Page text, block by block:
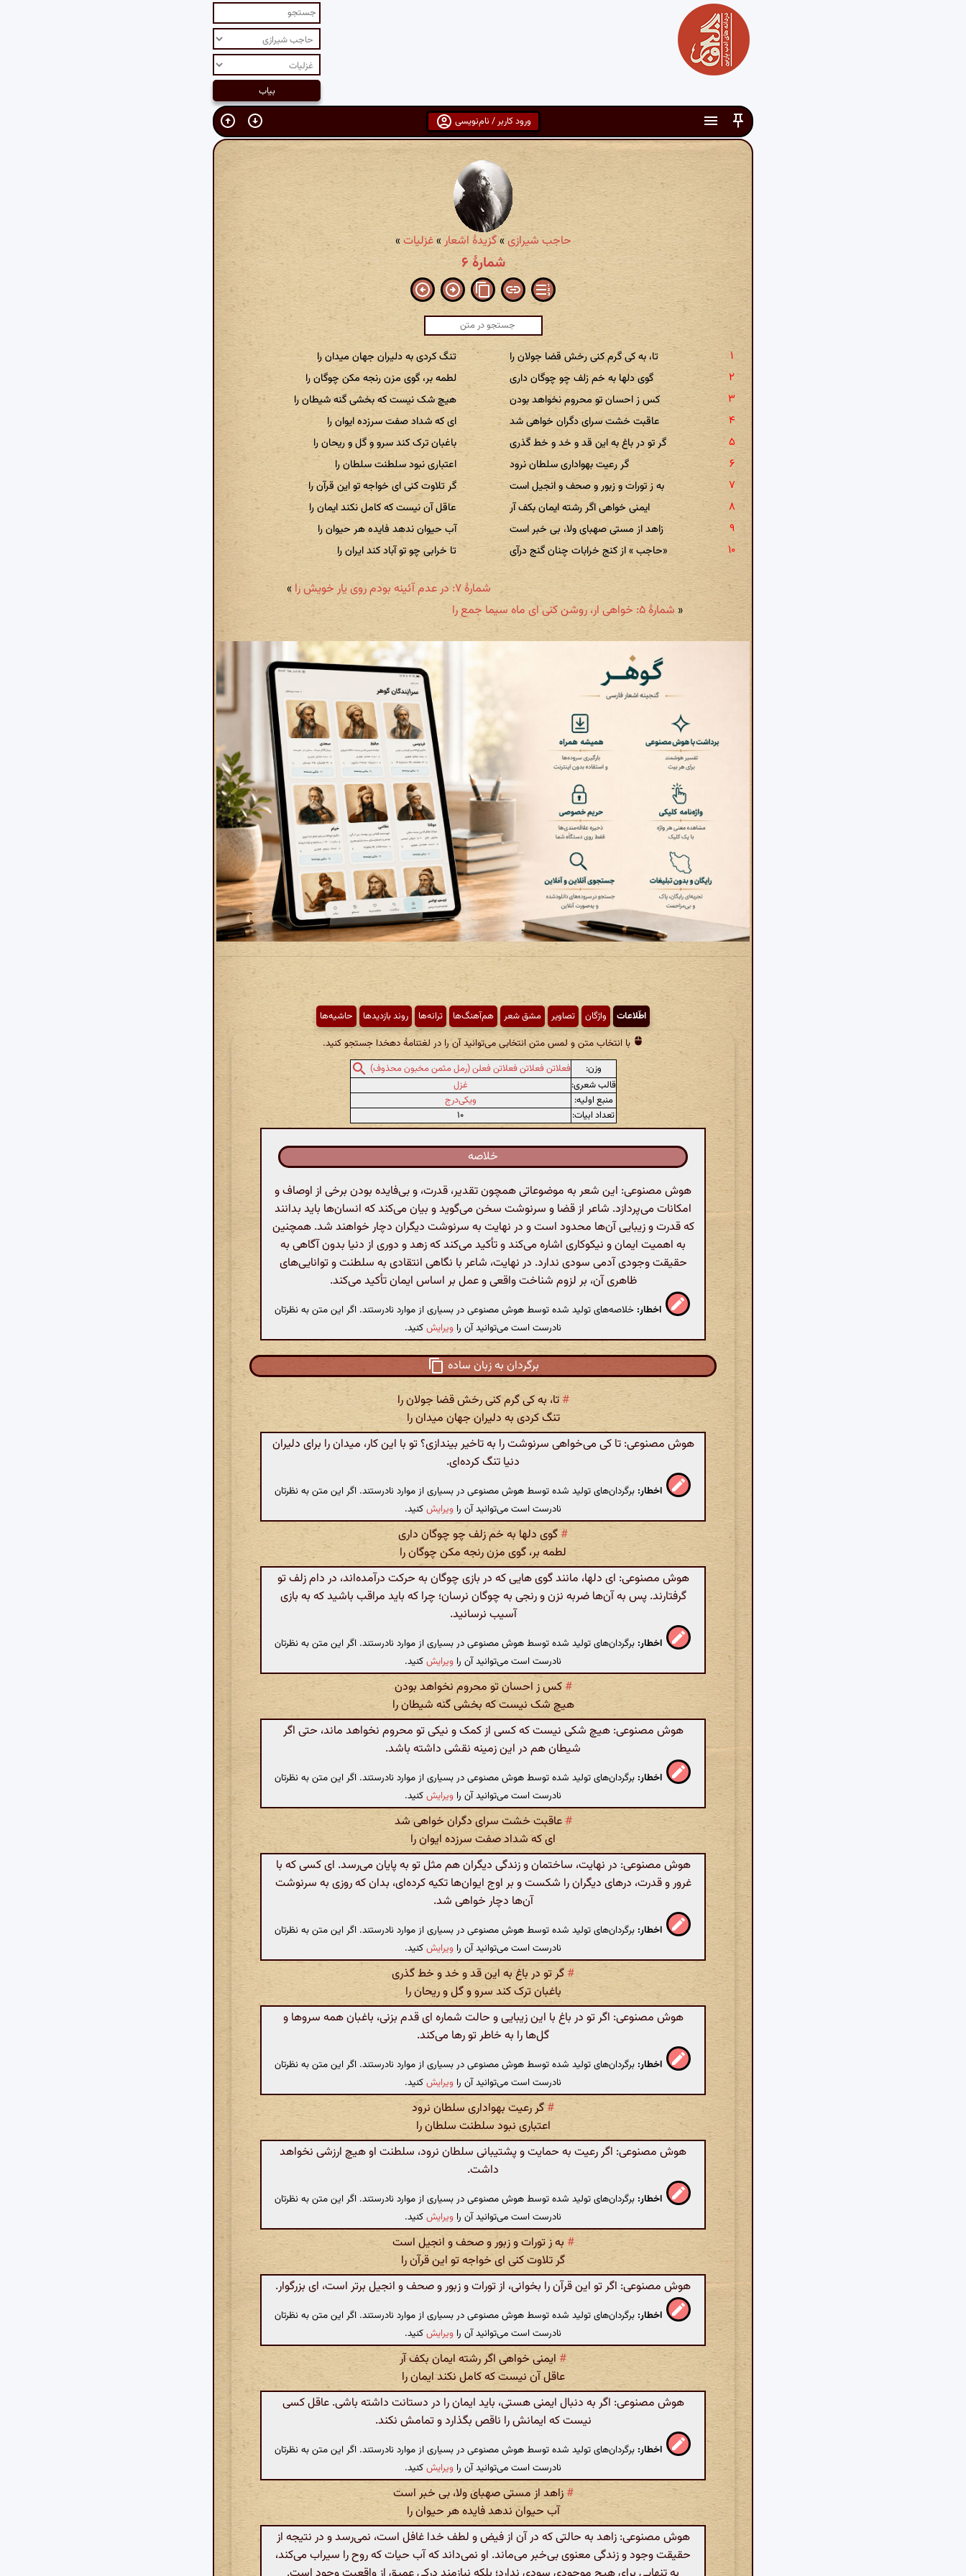
ورود کاربر / نام‌نویسی
حاجب شیرازی»گزیدهٔ اشعار»غزلیات»
شمارهٔ ۶
تا، به کی گرم کنی رخش قضا جولان را
تنگ کردی به دلیران جهان میدان را
گوی دلها به خم زلف چو چوگان داری
لطمه بر، گوی مزن رنجه مکن چوگان را
کس ز احسان تو محروم نخواهد بودن
هیچ شک نیست که بخشی گنه شیطان را
عاقبت خشت سرای دگران خواهی شد
ای که شداد صفت سرزده ایوان را
گر تو در باغ به این قد و خد و خط گذری
باغبان ترک کند سرو و گل و ریحان را
گر رعیت بهواداری سلطان نرود
اعتباری نبود سلطنت سلطان را
به ز تورات و زبور و صحف و انجیل است
گر تلاوت کنی ای خواجه تو این قرآن را
ایمنی خواهی اگر رشته ایمان بکف آر
عاقل آن نیست که کامل نکند ایمان را
زاهد از مستی صهبای ولا، بی خبر است
آب حیوان ندهد فایده هر حیوان را
«حاجب » از کنج خرابات چنان گنج درآی
تا خرابی چو تو آباد کند ایران را
شمارهٔ ۷: در عدم آئینه بودم روی یار خویش را
»
« شمارهٔ ۵: خواهی ار، روشن کنی ای ماه سیما جمع را
اطّلاعات واژگان تصاویر مشق شعر هم‌آهنگ‌ها ترانه‌ها روند بازدیدها حاشیه‌ها
با انتخاب متن و لمس متن انتخابی می‌توانید آن را در لغتنامهٔ دهخدا جستجو کنید.
وزن:
فعلاتن فعلاتن فعلاتن فعلن (رمل مثمن مخبون محذوف)
قالب شعری:
غزل
منبع اولیه:
ویکی‌درج
تعداد ابیات:
۱۰
خلاصه
هوش مصنوعی: این شعر به موضوعاتی همچون تقدیر، قدرت، و بی‌فایده بودن برخی از اوصاف و
امکانات می‌پردازد. شاعر از قضا و سرنوشت سخن می‌گوید و بیان می‌کند که انسان‌ها باید بدانند
که قدرت و زیبایی آن‌ها محدود است و در نهایت به سرنوشت دیگران دچار خواهند شد. همچنین
به اهمیت ایمان و نیکوکاری اشاره می‌کند و تأکید می‌کند که زهد و دوری از دنیا بدون آگاهی به
حقیقت وجودی آدمی سودی ندارد. در نهایت، شاعر با نگاهی انتقادی به سلطنت و توانایی‌های
ظاهری آن، بر لزوم شناخت واقعی و عمل بر اساس ایمان تأکید می‌کند.
اخطار: خلاصه‌های تولید شده توسط هوش مصنوعی در بسیاری از موارد نادرستند. اگر این متن به نظرتان
نادرست است می‌توانید آن را ویرایشکنید.
برگردان به زبان ساده
# تا، به کی گرم کنی رخش قضا جولان را
تنگ کردی به دلیران جهان میدان را
هوش مصنوعی: تا کی می‌خواهی سرنوشت را به تاخیر بیندازی؟ تو با این کار، میدان را برای دلیران
دنیا تنگ کرده‌ای.
اخطار: برگردان‌های تولید شده توسط هوش مصنوعی در بسیاری از موارد نادرستند. اگر این متن به نظرتان
نادرست است می‌توانید آن را ویرایشکنید.
# گوی دلها به خم زلف چو چوگان داری
لطمه بر، گوی مزن رنجه مکن چوگان را
هوش مصنوعی: ای دلها، مانند گوی هایی که در بازی چوگان به حرکت درآمده‌اند، در دام زلف تو
گرفتارند. پس به آن‌ها ضربه نزن و رنجی به چوگان نرسان؛ چرا که باید مراقب باشید که به بازی
آسیب نرسانید.
اخطار: برگردان‌های تولید شده توسط هوش مصنوعی در بسیاری از موارد نادرستند. اگر این متن به نظرتان
نادرست است می‌توانید آن را ویرایشکنید.
# کس ز احسان تو محروم نخواهد بودن
هیچ شک نیست که بخشی گنه شیطان را
هوش مصنوعی: هیچ شکی نیست که کسی از کمک و نیکی تو محروم نخواهد ماند، حتی اگر
شیطان هم در این زمینه نقشی داشته باشد.
اخطار: برگردان‌های تولید شده توسط هوش مصنوعی در بسیاری از موارد نادرستند. اگر این متن به نظرتان
نادرست است می‌توانید آن را ویرایشکنید.
# عاقبت خشت سرای دگران خواهی شد
ای که شداد صفت سرزده ایوان را
هوش مصنوعی: در نهایت، ساختمان و زندگی دیگران هم مثل تو به پایان می‌رسد. ای کسی که با
غرور و قدرت، درهای دیگران را شکست و بر اوج ایوان‌ها تکیه کرده‌ای، بدان که روزی به سرنوشت
آن‌ها دچار خواهی شد.
اخطار: برگردان‌های تولید شده توسط هوش مصنوعی در بسیاری از موارد نادرستند. اگر این متن به نظرتان
نادرست است می‌توانید آن را ویرایشکنید.
# گر تو در باغ به این قد و خد و خط گذری
باغبان ترک کند سرو و گل و ریحان را
هوش مصنوعی: اگر تو در باغ با این زیبایی و حالت شماره ای قدم بزنی، باغبان همه سروها و
گل‌ها را به خاطر تو رها می‌کند.
اخطار: برگردان‌های تولید شده توسط هوش مصنوعی در بسیاری از موارد نادرستند. اگر این متن به نظرتان
نادرست است می‌توانید آن را ویرایشکنید.
# گر رعیت بهواداری سلطان نرود
اعتباری نبود سلطنت سلطان را
هوش مصنوعی: اگر رعیت به حمایت و پشتیبانی سلطان نرود، سلطنت او هیچ ارزشی نخواهد
داشت.
اخطار: برگردان‌های تولید شده توسط هوش مصنوعی در بسیاری از موارد نادرستند. اگر این متن به نظرتان
نادرست است می‌توانید آن را ویرایشکنید.
# به ز تورات و زبور و صحف و انجیل است
گر تلاوت کنی ای خواجه تو این قرآن را
هوش مصنوعی: اگر تو این قرآن را بخوانی، از تورات و زبور و صحف و انجیل برتر است، ای بزرگوار.
اخطار: برگردان‌های تولید شده توسط هوش مصنوعی در بسیاری از موارد نادرستند. اگر این متن به نظرتان
نادرست است می‌توانید آن را ویرایشکنید.
# ایمنی خواهی اگر رشته ایمان بکف آر
عاقل آن نیست که کامل نکند ایمان را
هوش مصنوعی: اگر به دنبال ایمنی هستی، باید ایمان را در دستانت داشته باشی. عاقل کسی
نیست که ایمانش را ناقص بگذارد و تمامش نکند.
اخطار: برگردان‌های تولید شده توسط هوش مصنوعی در بسیاری از موارد نادرستند. اگر این متن به نظرتان
نادرست است می‌توانید آن را ویرایشکنید.
# زاهد از مستی صهبای ولا، بی خبر است
آب حیوان ندهد فایده هر حیوان را
هوش مصنوعی: زاهد به حالتی که در آن از فیض و لطف خدا غافل است، نمی‌رسد و در نتیجه از
حقیقت وجود و زندگی معنوی بی‌خبر می‌ماند. او نمی‌داند که آب حیات که روح را سیراب می‌کند،